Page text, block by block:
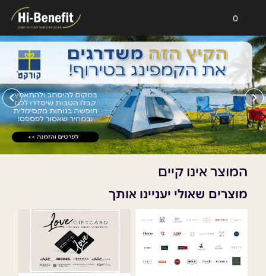
0
המוצר אינו קיים
מוצרים שאולי יעניינו אותך